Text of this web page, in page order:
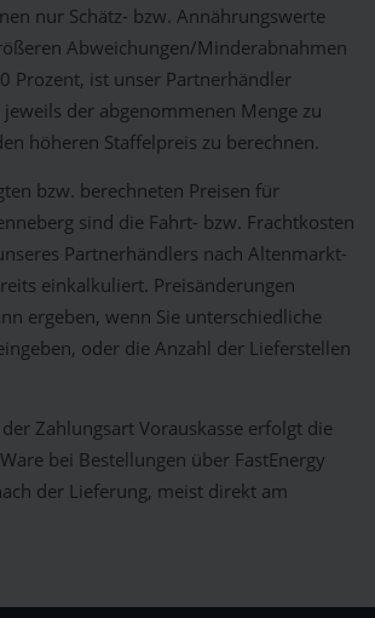
nur Schätz- bzw. Annährungswerte
Abweichungen/Minderabnahmen
Prozent, ist unser Partnerhändler
der abgenommenen Menge zu
höheren Staffelpreis zu berechnen.
bzw. berechneten Preisen für
sind die Fahrt- bzw. Frachtkosten
Partnerhändlers nach Altenmarkt-
einkalkuliert. Preisänderungen
ergeben, wenn Sie unterschiedliche
oder die Anzahl der Lieferstellen
Zahlungsart Vorauskasse erfolgt die
bei Bestellungen über FastEnergy
der Lieferung, meist direkt am